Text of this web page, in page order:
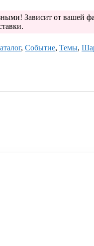
Зависит от вашей
, Событие, Темы,